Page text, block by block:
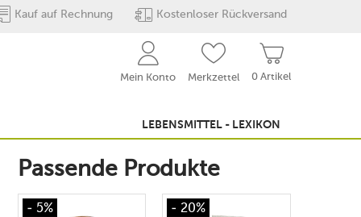
Kauf auf Rechnung Kostenloser Rückversand
0 Artikel
Mein Konto Merkzettel
LEBENSMITTEL - LEXIKON
Passende Produkte
- 5% - 20%